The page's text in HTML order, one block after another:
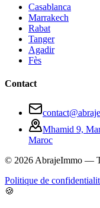
Casablanca
Marrakech
Rabat
Tanger
Agadir
Fès
Contact
Mhamid 9,
Maroc
© 2026AbrajeImmo —
Politique de
🍪